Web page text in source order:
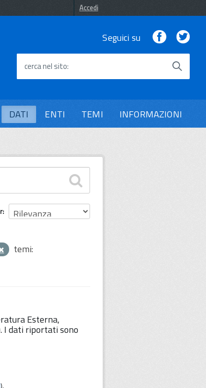
Accedi
Seguici su Facebook
cerca nel sito
DATI ENTI TEMI INFORMAZIONI
temi:
Esterna,
I dati riportati sono